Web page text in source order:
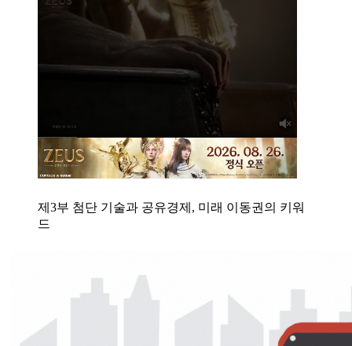
제3부 첨단 기술과 공유경제, 미래 이동권의 키워
드